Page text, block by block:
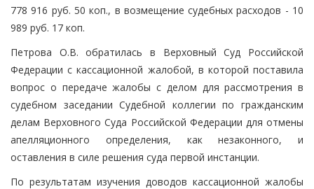
778 916 руб. 50 коп., в возмещение судебных расходов - 10
989 руб. 17 коп.
Петрова О.В. обратилась в Верховный Суд Российской
Федерации с кассационной жалобой, в которой поставила
вопрос о передаче жалобы с делом для рассмотрения в
судебном заседании Судебной коллегии по гражданским
делам Верховного Суда Российской Федерации для отмены
апелляционного определения, как незаконного, и
оставления в силе решения суда первой инстанции.
По результатам изучения доводов кассационной жалобы